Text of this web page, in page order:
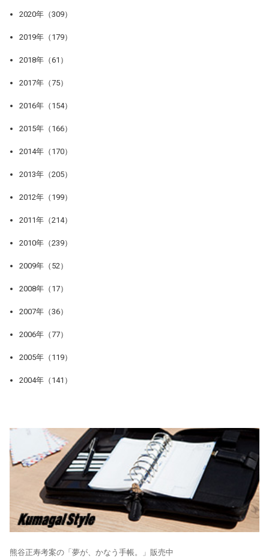
2020年（309）
2019年（179）
2018年（61）
2017年（75）
2016年（154）
2015年（166）
2014年（170）
2013年（205）
2012年（199）
2011年（214）
2010年（239）
2009年（52）
2008年（17）
2007年（36）
2006年（77）
2005年（119）
2004年（141）
熊谷正寿考案の「夢が、かなう手帳。」販売中